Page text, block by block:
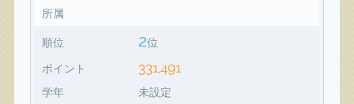
所属
順位 2位
ポイント 331,491
学年
未設定